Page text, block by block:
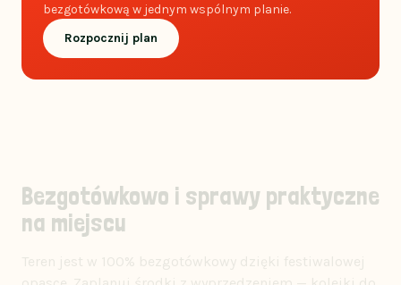
bezgotówkową w jednym wspólnym planie.
Rozpocznij plan
Bezgotówkowo i sprawy praktyczne
na miejscu